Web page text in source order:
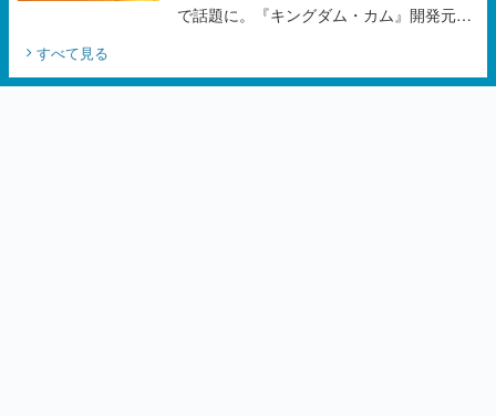
で話題に。『キングダム・カム』開発元や
すべて見る